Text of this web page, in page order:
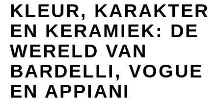
KLEUR, KARAKTER
EN KERAMIEK: DE
WERELD VAN
BARDELLI, VOGUE
EN APPIANI